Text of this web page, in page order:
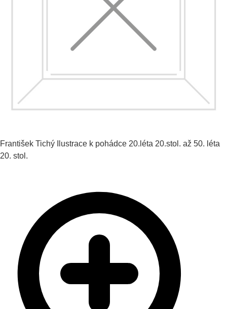
František Tichý Ilustrace k pohádce 20.léta 20.stol. až 50. léta
20. stol.